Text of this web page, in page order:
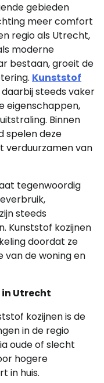
gebieden
meer comfort
regio als Utrecht,
moderne
bestaan, groeit de
Kunststof
steeds vaker
eigenschappen,
Binnen
spelen deze
verduurzamen van
tegenwoordig
steeds
Kunststof kozijnen
doordat ze
van de woning en
Utrecht
kozijnen is de
in de regio
oude of slecht
hogere
in huis.